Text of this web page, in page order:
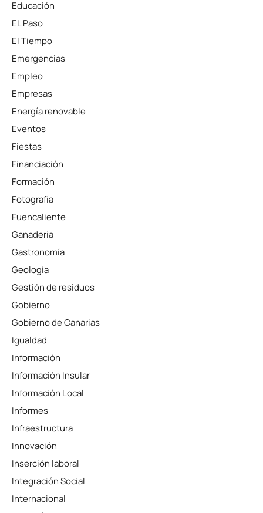
Educación
EL Paso
El Tiempo
Emergencias
Empleo
Empresas
Energía renovable
Eventos
Fiestas
Financiación
Formación
Fotografía
Fuencaliente
Ganadería
Gastronomía
Geología
Gestión de residuos
Gobierno
Gobierno de Canarias
Igualdad
Información
Información Insular
Información Local
Informes
Infraestructura
Innovación
Inserción laboral
Integración Social
Internacional